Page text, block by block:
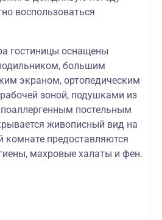
воспользоваться
гостиницы оснащены
большим
экраном, ортопедическим
зоной, подушками из
постельным
живописный вид на
комнате предоставляются
махровые халаты и фен.